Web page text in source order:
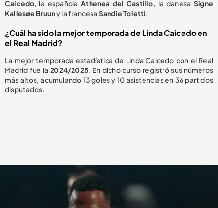
Caicedo, la españolaAthenea del Castillo, la danesa Signe
Kallesøe Bruuny la francesa Sandie Toletti.
¿Cuál ha sido la mejor temporada de Linda Caicedo en
el Real Madrid?
La mejor temporada estadística de Linda Caicedo con el Real
Madrid fue la2024/2025. En dicho curso registró sus números
más altos, acumulando 13 goles y 10 asistencias en 36 partidos
disputados.